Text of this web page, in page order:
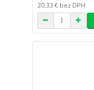
20,33 € bez DPH